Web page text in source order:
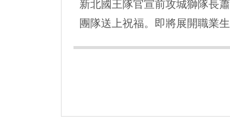
新北國王隊官宣前攻城獅隊長
團隊送上祝福。即將展開職業